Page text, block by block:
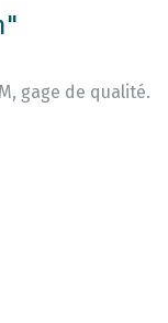
gage de qualité.